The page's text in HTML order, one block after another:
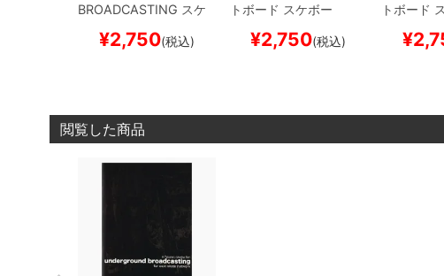
BROADCASTING スケ
¥2,750(税込)
トボード スケボー
¥2,750(税込)
トボード
¥
閲覧した商品